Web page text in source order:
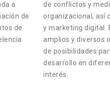
a
de
de
de conflictos y
organizacional, así
y marketing digital.
amplios y diversos
de posibilidades
desarrollo en
interés.